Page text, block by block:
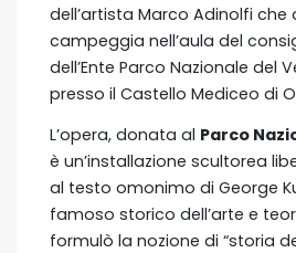
dell’artista Marco Adinolfi che
campeggia nell’aula del
dell’Ente Parco Nazionale del
presso il Castello Mediceo di
L’opera, donata al Parco
è un’installazione scultorea
al testo omonimo di George
famoso storico dell’arte e
formulò la nozione di “storia